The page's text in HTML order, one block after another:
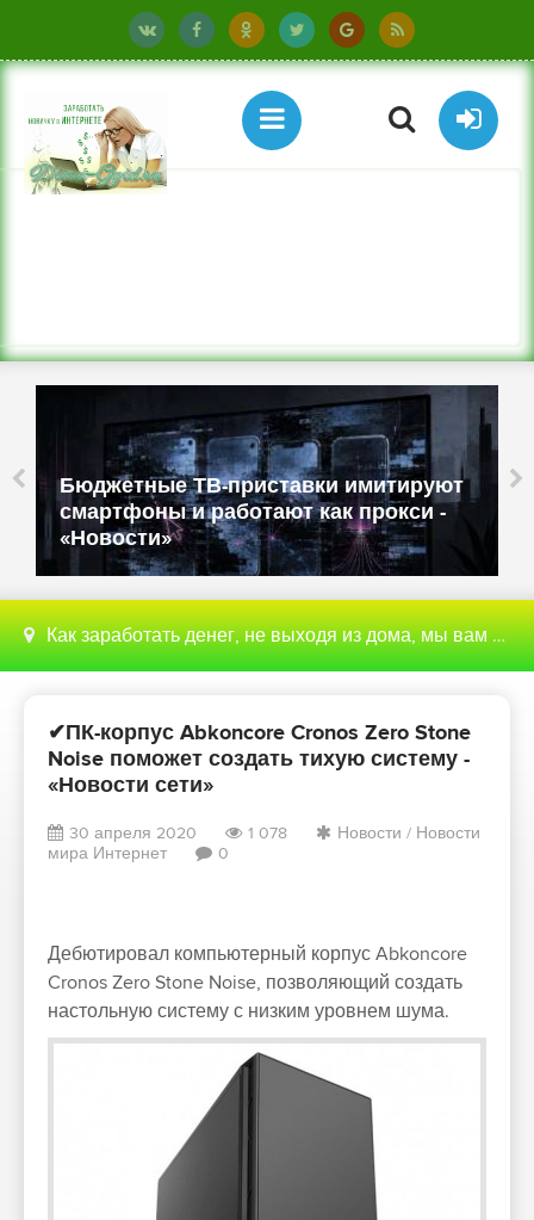
Бюджетные ТВ-приставки имитируют
смартфоны и работают как прокси -
«Новости»
Как заработать денег, не выходя из дома, мы вам поможем с этим разобраться
✔ПК-корпус Abkoncore Cronos Zero Stone
Noise поможет создать тихую систему -
«Новости сети»
30 апреля 2020 1 078 Новости / Новости
мира Интернет
0
Дебютировал компьютерный корпус Abkoncore
Cronos Zero Stone Noise, позволяющий создать
настольную систему с низким уровнем шума.